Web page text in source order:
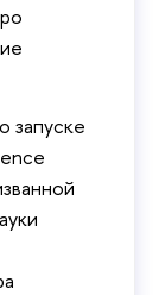
запуске